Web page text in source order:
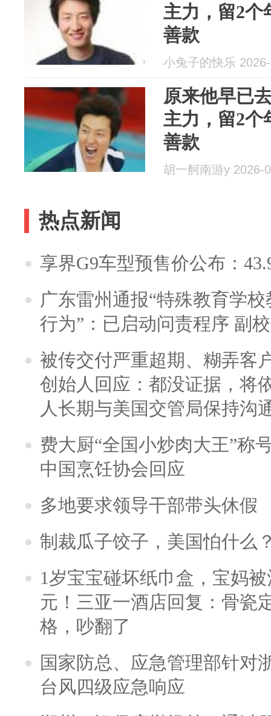
主力，留2个
善款
小兔子的快乐
原来他早已
主力，留2个
善款
胡一舸南游y 2026-
热点新闻
享界G9车型预售价公布：
广东雷州通报“特殊教育学
行为”：已启动问责程序 副
被传交付严重超期、糊弄客
创始人回应：都没证据，将
人长期与美国交管局保持沟
费大厨“全国小炒肉大王”称
中国烹饪协会回应
多地要求领导干部带头休假
制裁瓜子饺子，美国怕什么
1岁宝宝碰坏纸巾盒，宝妈
元！三亚一酒店回复：骨瓷
格，吵翻了
国家防总、应急管理部针对
台风四级应急响应